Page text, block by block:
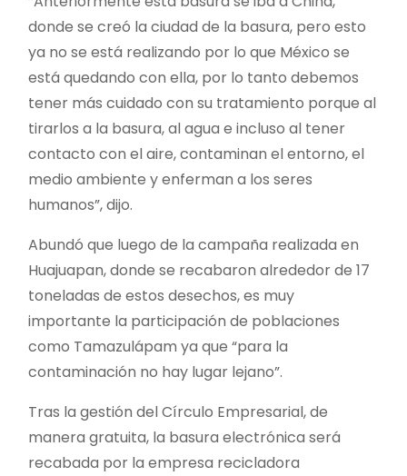
donde se creó la ciudad de la basura, pero esto
ya no se está realizando por lo que México se
está quedando con ella, por lo tanto debemos
tener más cuidado con su tratamiento porque al
tirarlos a la basura, al agua e incluso al tener
contacto con el aire, contaminan el entorno, el
medio ambiente y enferman a los seres
humanos”, dijo.
Abundó que luego de la campaña realizada en
Huajuapan, donde se recabaron alrededor de 17
toneladas de estos desechos, es muy
importante la participación de poblaciones
como Tamazulápam ya que “para la
contaminación no hay lugar lejano”.
Tras la gestión del Círculo Empresarial, de
manera gratuita, la basura electrónica será
recabada por la empresa recicladora